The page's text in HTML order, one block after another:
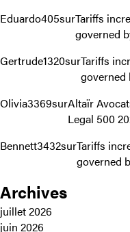
Eduardo405surTariffs
governed
Gertrude1320surTariffs
governed
Olivia3369surAltaïr
Legal 500
Bennett3432surTariffs
governed
Archives
juillet 2026
juin 2026